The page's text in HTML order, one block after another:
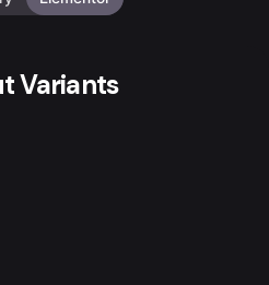
Variants